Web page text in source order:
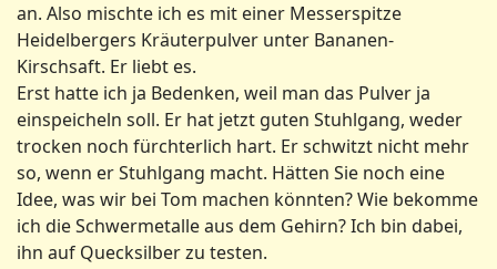
an. Also mischte ich es mit einer Messerspitze
Heidelbergers Kräuterpulver unter Bananen-
Kirschsaft. Er liebt es.
Erst hatte ich ja Bedenken, weil man das Pulver ja
einspeicheln soll. Er hat jetzt guten Stuhlgang, weder
trocken noch fürchterlich hart. Er schwitzt nicht mehr
so, wenn er Stuhlgang macht. Hätten Sie noch eine
Idee, was wir bei Tom machen könnten? Wie bekomme
ich die Schwermetalle aus dem Gehirn? Ich bin dabei,
ihn auf Quecksilber zu testen.